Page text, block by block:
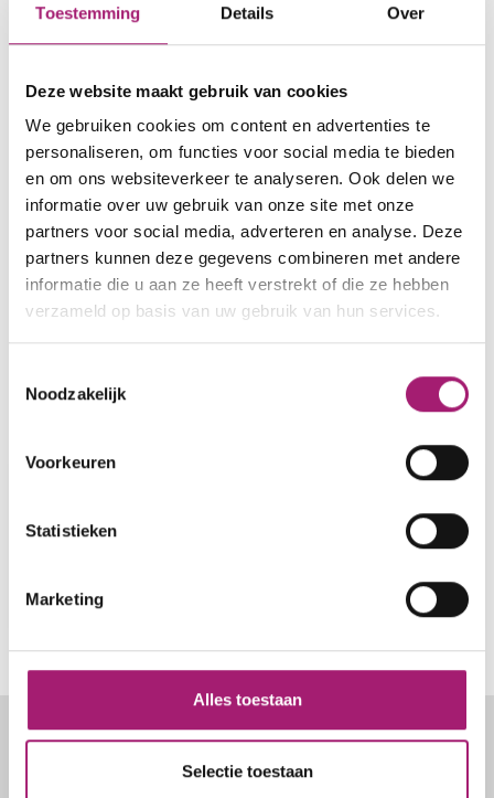
Toestemming Details Over
Deze website maakt gebruik van cookies
We gebruiken cookies om content en advertenties te
personaliseren, om functies voor social media te bieden
en om ons websiteverkeer te analyseren. Ook delen we
informatie over uw gebruik van onze site met onze
partners voor social media, adverteren en analyse. Deze
partners kunnen deze gegevens combineren met andere
informatie die u aan ze heeft verstrekt of die ze hebben
verzameld op basis van uw gebruik van hun services.
Noodzakelijk
Voorkeuren
Statistieken
Marketing
Alles toestaan
Selectie toestaan
Wetenschap en onderzoek
Kennisbank
Meedoen
Patiënten die in 2014 of 2015 hebben meegedaan
Wie is de onderzoeker?
Mitchell Harker, arts-onderzoeker
Heb je vragen?
Met vragen over dit onderzoek kun je terecht bij
Mitchell Harker, viaonderzoek@vitalys.nl.
Footer
Snel naar